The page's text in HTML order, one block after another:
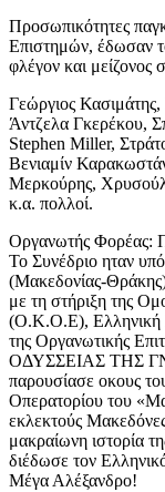
Προσωπικότητες
Επιστημών, έδωσαν
φλέγον και μείζονος
Γεώργιος
Άντζελα Γκερέκου,
Stephen Miller,
Βενιαμίν
Μερκούρης,
κ.α. πολλοί.
Οργανωτής Φορέας:
Το Συνέδριο ηταν
(Μακεδονίας-Θράκης)
με τη στήριξη της
(Ο.Κ.Ο.Ε), Ελληνική
της Οργανωτικής
ΟΔΥΣΣΕΙΑΣ ΤΗΣ
παρουσίασε οκους
Οπερατορίου του
εκλεκτούς
μακραίωνη ιστορία
διέδωσε τον
Μέγα Αλέξανδρο!